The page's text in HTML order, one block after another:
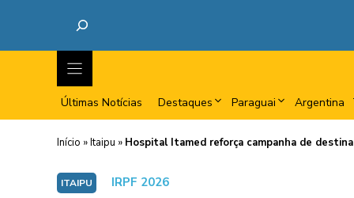
Últimas Notícias Destaques Paraguai Argentina
Início »Itaipu » Hospital Itamed reforça campanha de
ITAIPU IRPF 2026